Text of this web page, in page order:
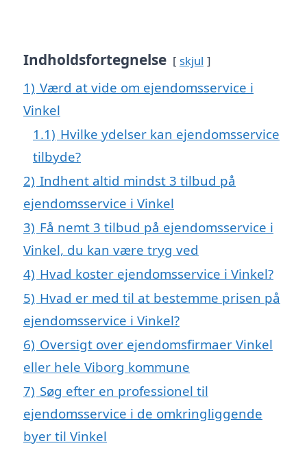
Indholdsfortegnelse skjul
1) Værd at vide om ejendomsservice i
Vinkel
1.1) Hvilke ydelser kan ejendomsservice
tilbyde?
2) Indhent altid mindst 3 tilbud på
ejendomsservice i Vinkel
3) Få nemt 3 tilbud på ejendomsservice i
Vinkel, du kan være tryg ved
4) Hvad koster ejendomsservice i Vinkel?
5) Hvad er med til at bestemme prisen på
ejendomsservice i Vinkel?
6) Oversigt over ejendomsfirmaer Vinkel
eller hele Viborg kommune
7) Søg efter en professionel til
ejendomsservice i de omkringliggende
byer til Vinkel